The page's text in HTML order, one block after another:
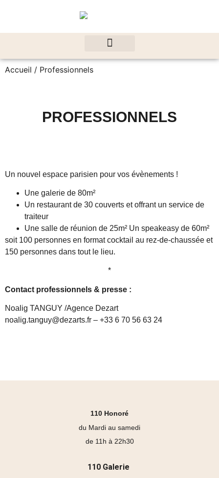
Accueil / Professionnels
PROFESSIONNELS
Un nouvel espace parisien pour vos évènements !
Une galerie de 80m²
Un restaurant de 30 couverts et offrant un service de
traiteur
Une salle de réunion de 25m² Un speakeasy de 60m²
soit 100 personnes en format cocktail au rez-de-chaussée et
150 personnes dans tout le lieu.
*
Contact professionnels & presse :
Noalig TANGUY /Agence Dezart
noalig.tanguy@dezarts.fr – +33 6 70 56 63 24
110 Honoré
du Mardi au samedi
de 11h à 22h30
110 Galerie